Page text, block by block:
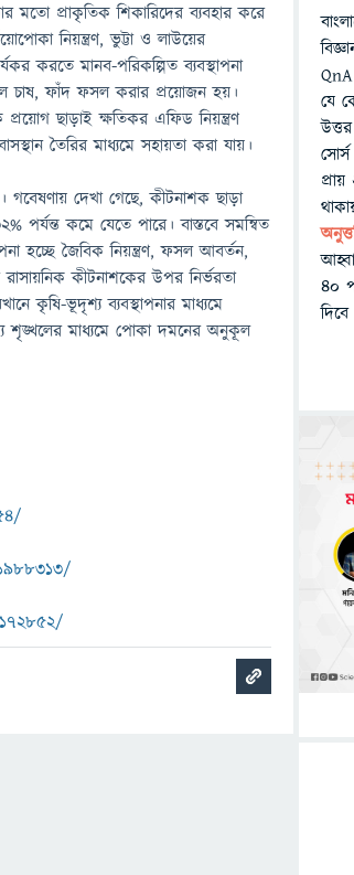
মতো প্রাকৃতিক শিকারিদের ব্যবহার করে
নিয়ন্ত্রণ, ভুট্টা ও লাউয়ের
করতে মানব-পরিকল্পিত ব্যবস্থাপনা
চাষ, ফাঁদ ফসল করার প্রয়োজন হয়।
ছাড়াই ক্ষতিকর এফিড নিয়ন্ত্রণ
তৈরির মাধ্যমে সহায়তা করা যায়।
দেখা গেছে, কীটনাশক ছাড়া
কমে যেতে পারে। বাস্তবে সমন্বিত
হচ্ছে জৈবিক নিয়ন্ত্রণ, ফসল আবর্তন,
কীটনাশকের উপর নির্ভরতা
কৃষি-ভূদৃশ্য ব্যবস্থাপনার মাধ্যমে
শৃঙ্খলের মাধ্যমে পোকা দমনের অনুকূল
যে
৪০